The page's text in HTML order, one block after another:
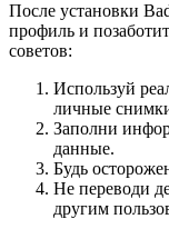
После установки
профиль и
советов:
Используй
личные
Заполни
данные.
Будь
Не переводи
другим